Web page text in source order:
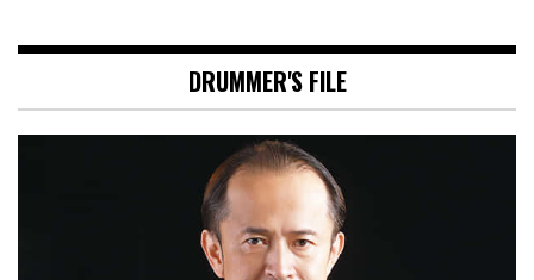
DRUMMER'S FILE